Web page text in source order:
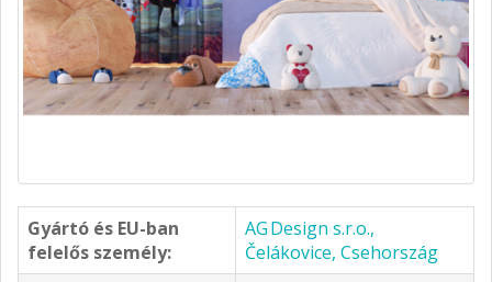
Gyártó és EU-ban
felelős személy:
AG Design s.r.o.,
Čelákovice, Csehország